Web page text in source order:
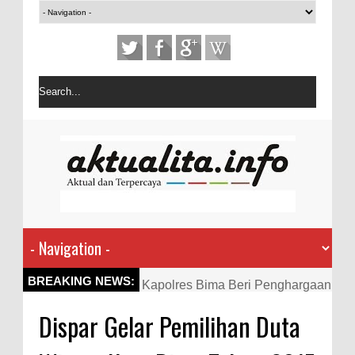
BREAKING NEWS:
Kapolres Bima Beri Penghargaan
Aktif Bantu Polisi Berantas
Dispar Gelar Pemilihan Duta